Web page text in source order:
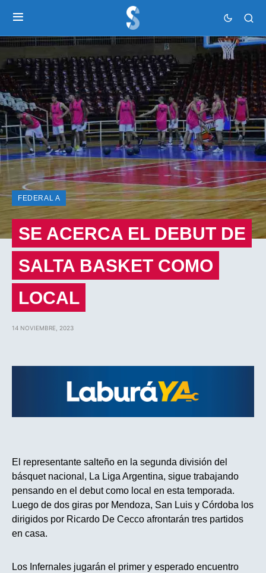
FEDERAL A
SE ACERCA EL DEBUT DE
SALTA BASKET COMO
LOCAL
14 NOVIEMBRE, 2023
El representante salteño en la segunda división del
básquet nacional, La Liga Argentina, sigue trabajando
pensando en el debut como local en esta temporada.
Luego de dos giras por Mendoza, San Luis y Córdoba los
dirigidos por Ricardo De Cecco afrontarán tres partidos
en casa.
Los Infernales jugarán el primer y esperado encuentro